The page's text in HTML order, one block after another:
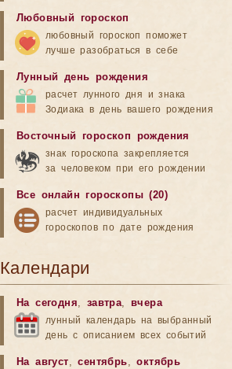
Любовный гороскоп
любовный гороскоп поможет
лучше разобраться в себе
Лунный день рождения
расчет лунного дня и знака
Зодиака в день вашего рождения
Восточный гороскоп рождения
знак гороскопа закрепляется
за человеком при его рождении
Все онлайн гороскопы (20)
расчет индивидуальных
гороскопов по дате рождения
Календари
На сегодня, завтра, вчера
лунный календарь на выбранный
день с описанием всех событий
На август,сентябрь,октябрь